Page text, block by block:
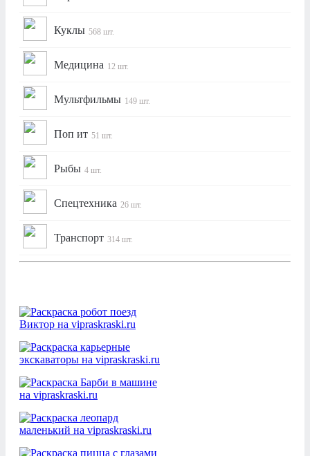
Куклы 568 шт.
Медицина 12 шт.
Мультфильмы 149 шт.
Поп ит 51 шт.
Рыбы 4 шт.
Спецтехника 26 шт.
Транспорт 314 шт.